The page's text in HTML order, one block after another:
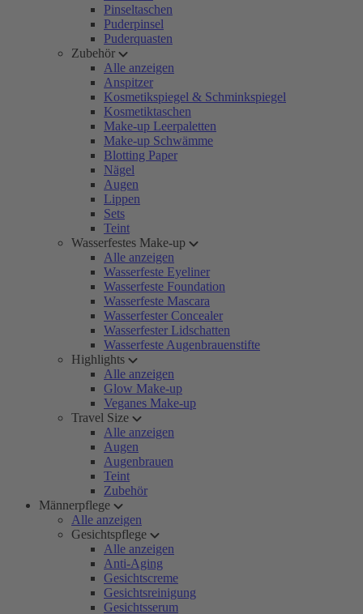
Pinseltaschen
Puderpinsel
Puderquasten
Zubehör
Alle anzeigen
Anspitzer
Kosmetikspiegel & Schminkspiegel
Kosmetiktaschen
Make-up Leerpaletten
Make-up Schwämme
Blotting Paper
Nägel
Augen
Lippen
Sets
Teint
Wasserfestes Make-up
Alle anzeigen
Wasserfeste Eyeliner
Wasserfeste Foundation
Wasserfeste Mascara
Wasserfester Concealer
Wasserfester Lidschatten
Wasserfeste Augenbrauenstifte
Highlights
Alle anzeigen
Glow Make-up
Veganes Make-up
Travel Size
Alle anzeigen
Augen
Augenbrauen
Teint
Zubehör
Männerpflege
Alle anzeigen
Gesichtspflege
Alle anzeigen
Anti-Aging
Gesichtscreme
Gesichtsreinigung
Gesichtsserum